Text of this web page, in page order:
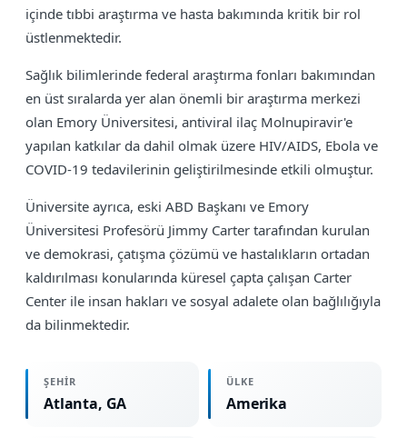
içinde tıbbi araştırma ve hasta bakımında kritik bir rol
üstlenmektedir.
Sağlık bilimlerinde federal araştırma fonları bakımından
en üst sıralarda yer alan önemli bir araştırma merkezi
olan Emory Üniversitesi, antiviral ilaç Molnupiravir'e
yapılan katkılar da dahil olmak üzere HIV/AIDS, Ebola ve
COVID-19 tedavilerinin geliştirilmesinde etkili olmuştur.
Üniversite ayrıca, eski ABD Başkanı ve Emory
Üniversitesi Profesörü Jimmy Carter tarafından kurulan
ve demokrasi, çatışma çözümü ve hastalıkların ortadan
kaldırılması konularında küresel çapta çalışan Carter
Center ile insan hakları ve sosyal adalete olan bağlılığıyla
da bilinmektedir.
ŞEHIR
Atlanta, GA
ÜLKE
Amerika